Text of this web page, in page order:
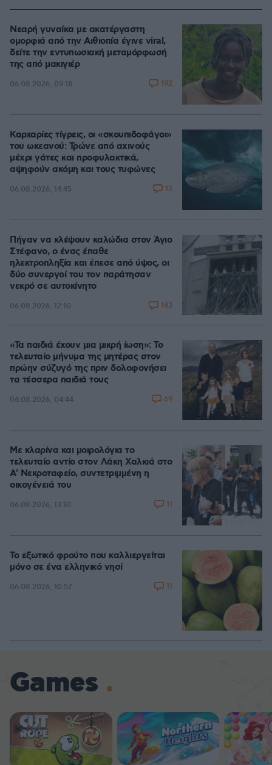
Νεαρή γυναίκα με ακατέργαστη
ομορφιά από την Αιθιοπία έγινε viral,
δείτε την εντυπωσιακή μεταμόρφωσή
της από μακιγιέρ
06.08.2026, 09:18 192
Καρχαρίες τίγρεις, οι «σκουπιδοφάγοι»
του ωκεανού: Τρώνε από αχινούς
μέχρι γάτες και προφυλακτικά,
αψηφούν ακόμη και τους τυφώνες
06.08.2026, 14:45 13
Πήγαν να κλέψουν καλώδια στον Άγιο
Στέφανο, ο ένας έπαθε
ηλεκτροπληξία και έπεσε από ύψος, οι
δύο συνεργοί του τον παράτησαν
νεκρό σε αυτοκίνητο
06.08.2026, 12:10 143
«Τα παιδιά έχουν μια μικρή ίωση»: Το
τελευταίο μήνυμα της μητέρας στον
πρώην σύζυγό της πριν δολοφονήσει
τα τέσσερα παιδιά τους
06.08.2026, 04:44 69
Με κλαρίνα και μοιρολόγια το
τελευταίο αντίο στον Λάκη Χαλκιά στο
A' Νεκροταφείο, συντετριμμένη η
οικογένειά του
06.08.2026, 13:10 11
Το εξωτικό φρούτο που καλλιεργείται
μόνο σε ένα ελληνικό νησί
06.08.2026, 10:57 11
Games